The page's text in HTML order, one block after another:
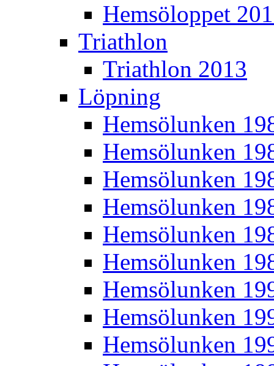
Hemsöloppet
Triathlon
Triathlon 2013
Löpning
Hemsölunken
Hemsölunken
Hemsölunken
Hemsölunken
Hemsölunken
Hemsölunken
Hemsölunken
Hemsölunken
Hemsölunken